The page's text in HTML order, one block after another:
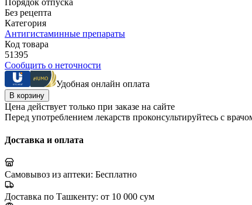
Без рецепта
Категория
Антигистаминные препараты
Код товара
51395
Сообщить о неточности
Удобная онлайн оплата
В корзину
Цена действует только при заказе на сайте
Перед употреблением лекарств проконсультируйтесь с
Доставка и оплата
Самовывоз из аптеки: Бесплатно
Доставка по Ташкенту: от 10 000 сум